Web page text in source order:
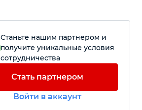
Станьте нашим партнером и
получите уникальные условия
сотрудничества
Стать партнером
Войти в аккаунт